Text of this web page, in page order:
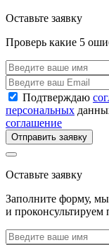
Оставьте заявку
Проверь какие 5
Подтверждаю
персональных
соглашение
Отправить заявку
Оставьте заявку
Заполните форму,
и проконсультируем